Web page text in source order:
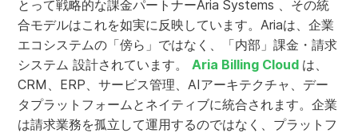
とって戦略的な課金パートナーAria Systems 、その統
合モデルはこれを如実に反映しています。Ariaは、企業
エコシステムの「傍ら」ではなく、「内部」課金・請求
システム 設計されています。Aria Billing Cloud は、
CRM、ERP、サービス管理、AIアーキテクチャ、デー
タプラットフォームとネイティブに統合されます。企業
は請求業務を孤立して運用するのではなく、プラットフ